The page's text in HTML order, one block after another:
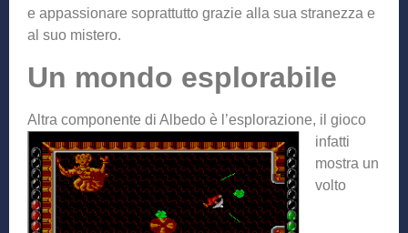
e appassionare soprattutto grazie alla sua stranezza e
al suo mistero.
Un mondo esplorabile
Altra componente di A lbedo è l’esplorazione, il gioco
infatti
mostra un
volto